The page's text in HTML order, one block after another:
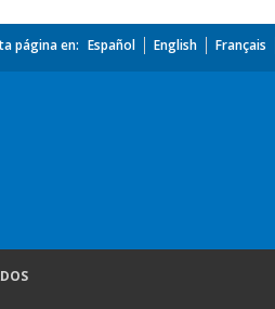
página en: Español English Français